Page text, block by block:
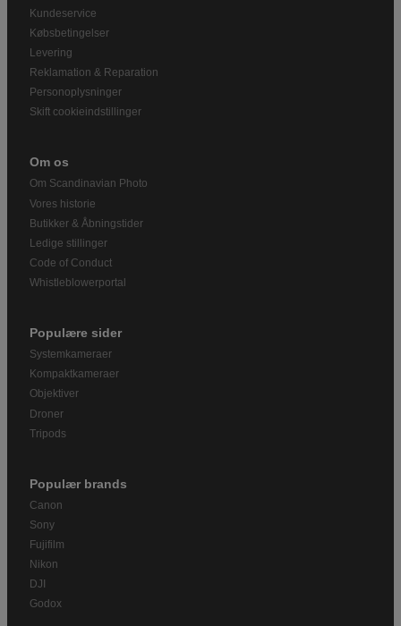
Kundeservice
Købsbetingelser
Levering
Reklamation & Reparation
Personoplysninger
Skift cookieindstillinger
Om os
Om Scandinavian Photo
Vores historie
Butikker & Åbningstider
Ledige stillinger
Code of Conduct
Whistleblowerportal
Populære sider
Systemkameraer
Kompaktkameraer
Objektiver
Droner
Tripods
Populær brands
Canon
Sony
Fujifilm
Nikon
DJI
Godox